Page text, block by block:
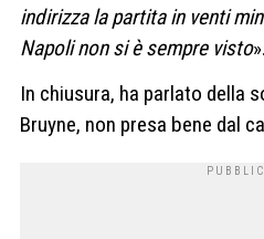
indirizza la partita in venti
Napoli non si è sempre visto».
In chiusura, ha parlato della
Bruyne, non presa bene dal